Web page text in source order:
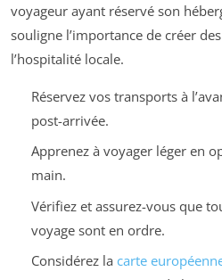
voyageur ayant réservé son
souligne l’importance de créer
l’hospitalité locale.
Réservez vos transports à
post-arrivée.
Apprenez à voyager léger en
main.
Vérifiez et assurez-vous que
voyage sont en ordre.
Considérez la carte